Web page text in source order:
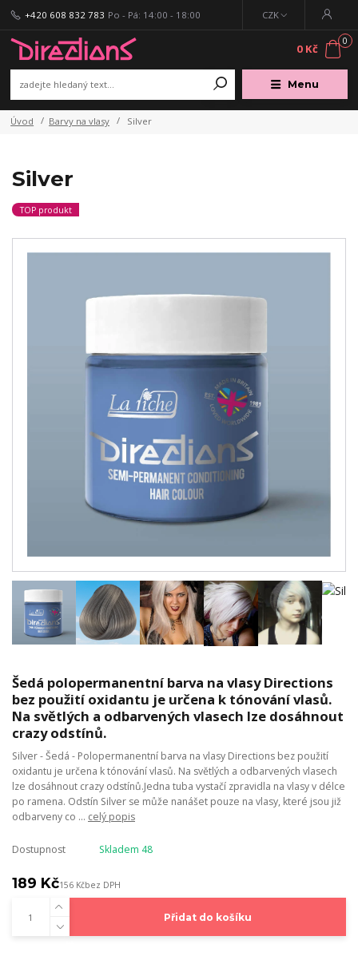
Menu
CZK
+420 608 832 783 Po - Pá: 14:00 - 18:00
0
0 Kč
Úvod Barvy na vlasy Silver
Silver
TOP produkt
Šedá polopermanentní barva na vlasy Directions
bez použití oxidantu je určena k tónování vlasů.
Na světlých a odbarvených vlasech lze dosáhnout
crazy odstínů.
Silver - Šedá - Polopermanentní barva na vlasy Directions bez použití
oxidantu je určena k tónování vlasů. Na světlých a odbarvených vlasech
lze dosáhnout crazy odstínů.Jedna tuba vystačí zpravidla na vlasy v délce
po ramena. Odstín Silver se může nanášet pouze na vlasy, které jsou již
odbarveny co ... celý popis
Dostupnost Skladem 48
189 Kč156 Kčbez DPH
Přidat do košíku